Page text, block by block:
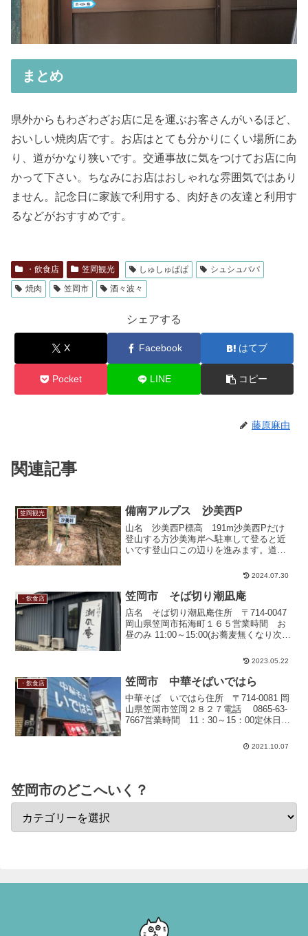
まとめ
県外からもわざわざお店に足を運ぶお客さんがいるほど、
おいしい焼肉店です。お店はとても分かりにくい場所にあ
り、道がかなり狭いです。交通事故に気をつけてお店に向
かって下さい。ちなみにお店はおしゃれな雰囲気ではあり
ません。記念日に家族で利用する、肉好きの友達と利用す
るなどがおすすめです。
・飲食店 笠岡観光 しゅしゅぱぱ
シュシュパパ
焼肉
笠岡市 酒々波々
シェアする
X Facebook はてブ
Pocket LINE コピー
藤原麻由
関連記事
笠岡観光 備南アルプス 沙美西P
山名 沙美西P標高 191m沙美西Pだけ
登山する方沙美海岸へ駐車して登ると近
いです登山口この辺りを進みます。道は
でくださいね。このままほぼ真っ直ぐ進
い道なので、道...
2024.07.30
・飲食店 笠岡市 そば切り潮凪庵
店名 そば切り潮凪庵住所 〒714-0047
岡山県笠岡市拓海町１６５営業時間 お
昼のみ 11:00～15:00(お蕎麦無くなり次第
080-7578-6132駐車場 あり開放的な店内
2023.05.22
・飲食店 笠岡市 中華そばいではら
中華そば いではら住所 〒714-0081 岡
山県笠岡市笠岡２８２７電話 0865-63-
7667営業時間 11：30～15：00定休日
車場 店舗に向かって左手に、富士駐車
2021.10.07
笠岡市のどこへいく？